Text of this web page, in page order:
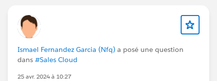
Ismael Fernandez Garcia (Nfq) a posé une question
dans #Sales Cloud
25 avr. 2024 à 10:27